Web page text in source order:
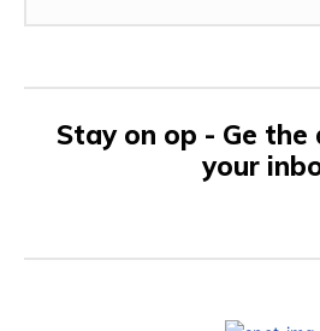
Stay on op - Ge the
your